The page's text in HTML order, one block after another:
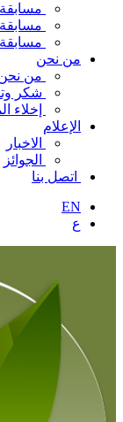
مسابقة
مسابقة
مسابقة
من نحن
من
شكر
إخلاء
الإعلام
الاخبار
الجوائز
اتصل بنا
EN
ع